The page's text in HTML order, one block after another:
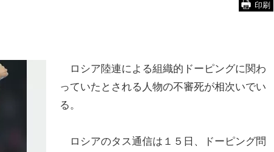
印刷
ロシア陸連による組織的ドーピングに関わ
っていたとされる人物の不審死が相次いでい
る。
ロシアのタス通信は１５日、ドーピング問